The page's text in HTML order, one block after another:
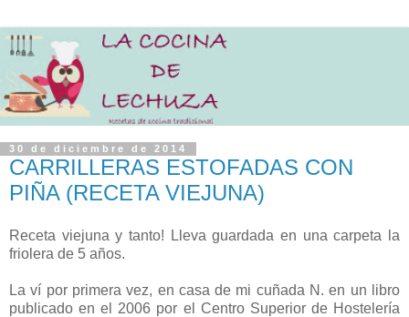
30 de diciembre de 2014
CARRILLERAS ESTOFADAS CON
PIÑA (RECETA VIEJUNA)
Receta viejuna y tanto! Lleva guardada en una carpeta la
friolera de 5 años.
La ví por primera vez, en casa de mi cuñada N. en un libro
publicado en el 2006 por el Centro Superior de Hostelería